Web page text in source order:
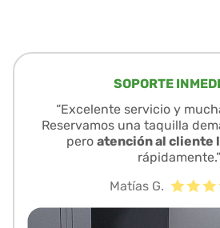
SOPORTE
“Excelente servicio y
Reservamos una taquilla
pero atención al cliente
rápidamente.”
Matías G.